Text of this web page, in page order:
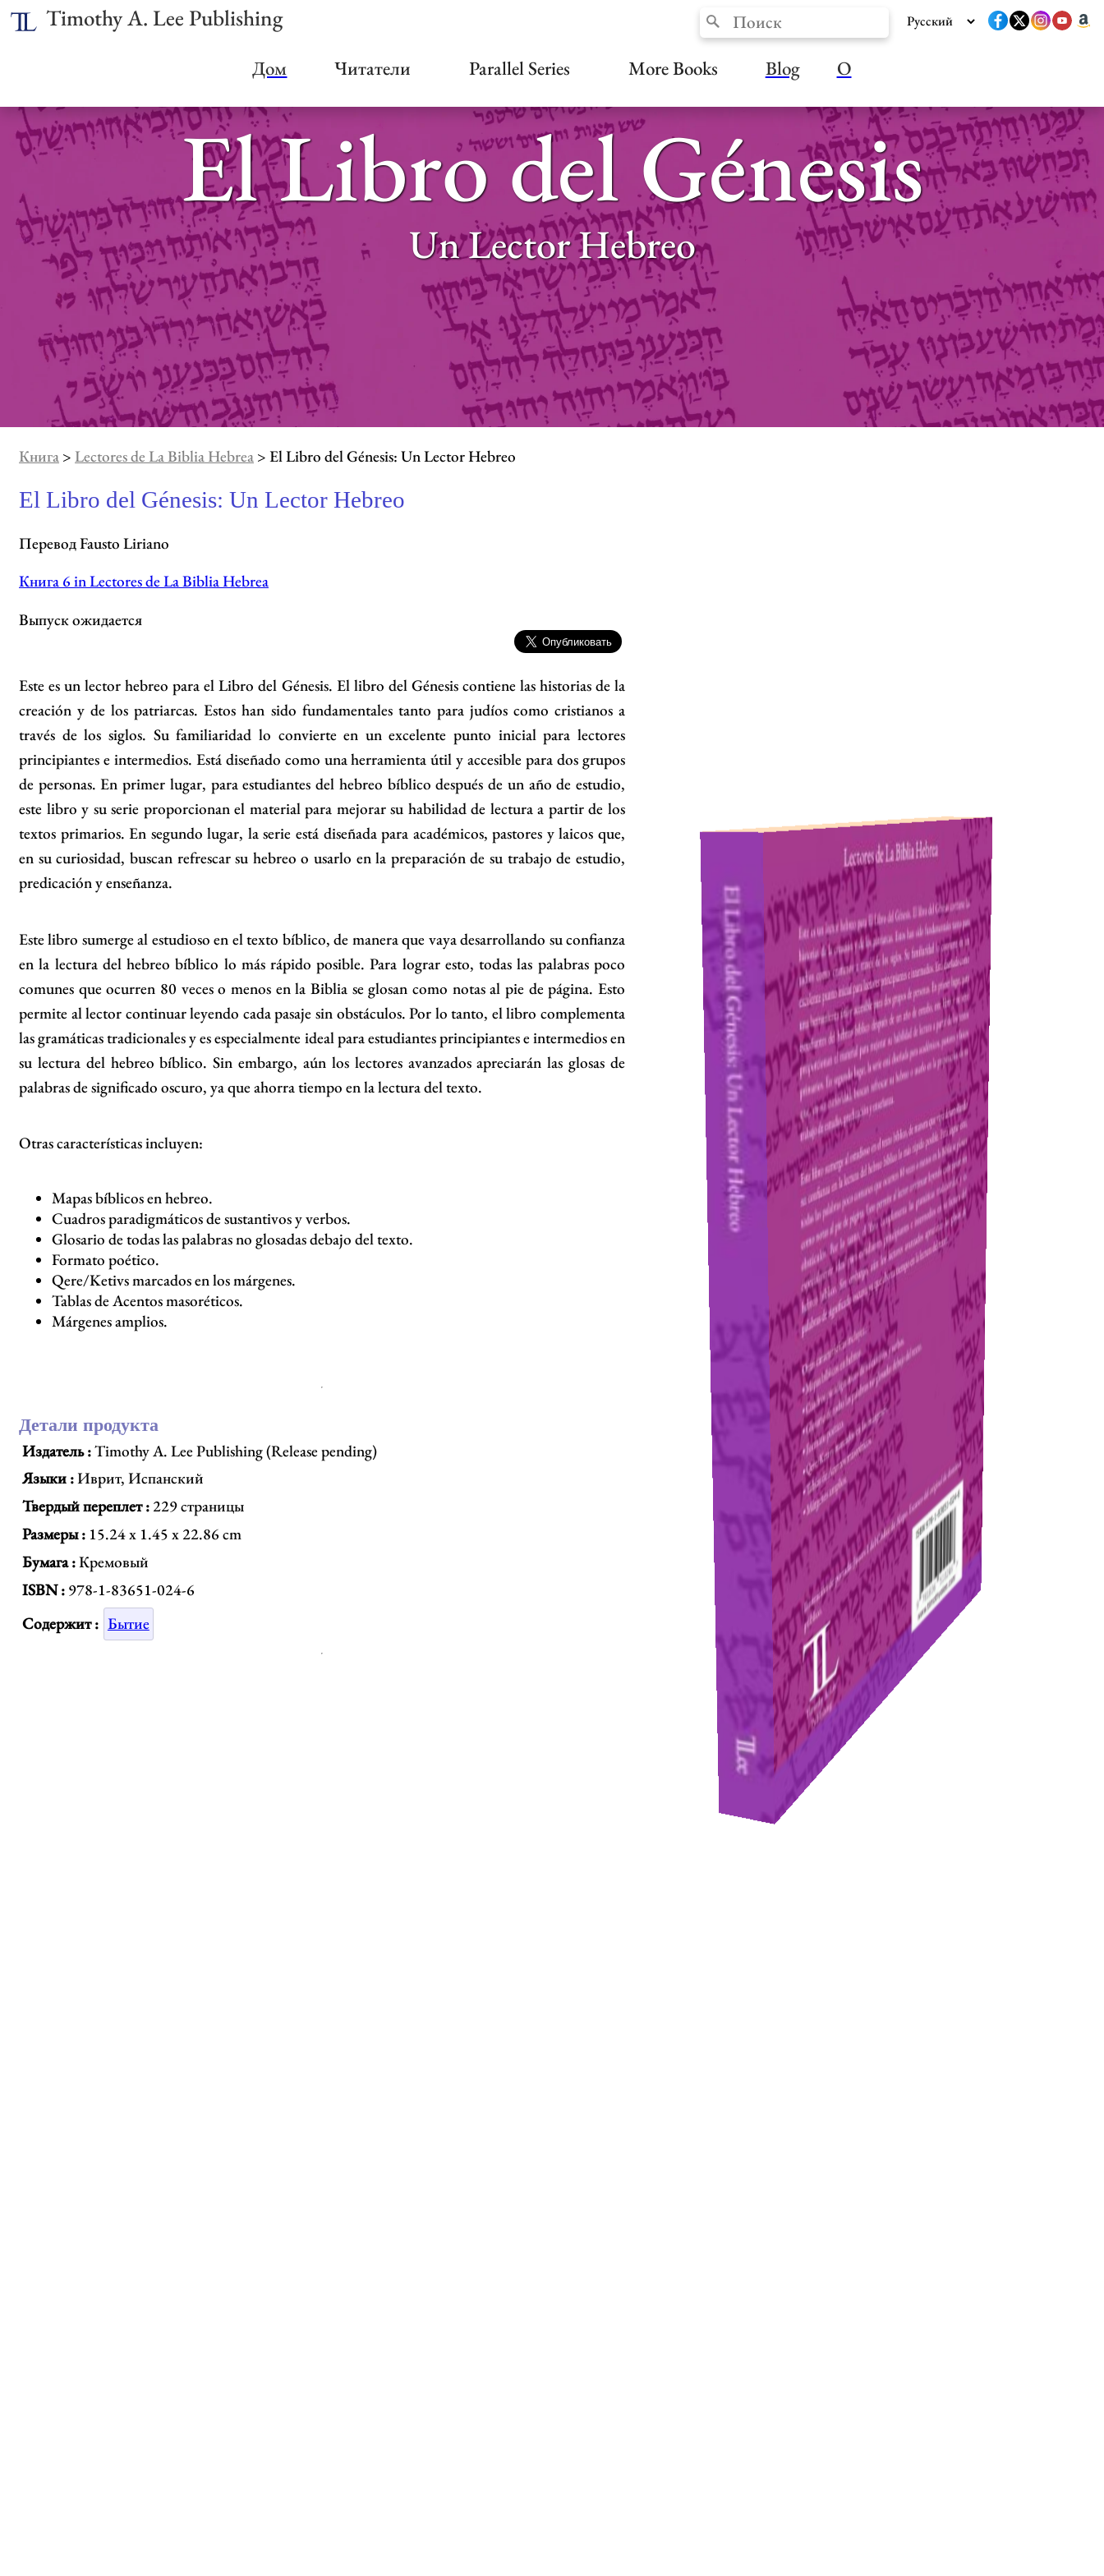
Timothy A. Lee Publishing
Дом Читатели Parallel Series More Books Blog О
El Libro del Génesis
Un Lector Hebreo
Книга >Lectores de La Biblia Hebrea > El Libro del Génesis: Un Lector Hebreo
El Libro del Génesis: Un Lector Hebreo
Перевод Fausto Liriano
Книга 6 in Lectores de La Biblia Hebrea
Выпуск ожидается
Este es un lector hebreo para el Libro del Génesis. El libro del Génesis contiene las historias de la
creación y de los patriarcas. Estos han sido fundamentales tanto para judíos como cristianos a
través de los siglos. Su familiaridad lo convierte en un excelente punto inicial para lectores
principiantes e intermedios. Está diseñado como una herramienta útil y accesible para dos grupos
de personas. En primer lugar, para estudiantes del hebreo bíblico después de un año de estudio,
este libro y su serie proporcionan el material para mejorar su habilidad de lectura a partir de los
textos primarios. En segundo lugar, la serie está diseñada para académicos, pastores y laicos que,
en su curiosidad, buscan refrescar su hebreo o usarlo en la preparación de su trabajo de estudio,
predicación y enseñanza.
Este libro sumerge al estudioso en el texto bíblico, de manera que vaya desarrollando su confianza
en la lectura del hebreo bíblico lo más rápido posible. Para lograr esto, todas las palabras poco
comunes que ocurren 80 veces o menos en la Biblia se glosan como notas al pie de página. Esto
permite al lector continuar leyendo cada pasaje sin obstáculos. Por lo tanto, el libro complementa
las gramáticas tradicionales y es especialmente ideal para estudiantes principiantes e intermedios en
su lectura del hebreo bíblico. Sin embargo, aún los lectores avanzados apreciarán las glosas de
palabras de significado oscuro, ya que ahorra tiempo en la lectura del texto.
Otras características incluyen:
Mapas bíblicos en hebreo.
Cuadros paradigmáticos de sustantivos y verbos.
Glosario de todas las palabras no glosadas debajo del texto.
Formato poético.
Qere/Ketivs marcados en los márgenes.
Tablas de Acentos masoréticos.
Márgenes amplios.
Детали продукта
Издатель :Timothy A. Lee Publishing (Release pending)
Языки :Иврит, Испанский
Твердый переплет :229 страницы
Размеры :15.24 x 1.45 x 22.86 cm
Бумага :Кремовый
ISBN :978-1-83651-024-6
Содержит : Бытие